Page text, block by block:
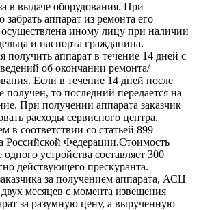
в выдаче оборудования. При
аппарат из ремонта его
иному лицу при наличии
и паспорта гражданина.
получить аппарат в течение 14 дней с
об окончании ремонта/
Если в течение 14 дней после
получен, то последний передается на
При получении аппарата заказчик
расходы сервисного центра,
в соответствии со статьей 899
Российской Федерации.Стоимость
устройства составляет 300
действующего прескуранта.
за получением аппарата, АСЦ
месяцев с момента извещения
за разумную цену, а вырученную